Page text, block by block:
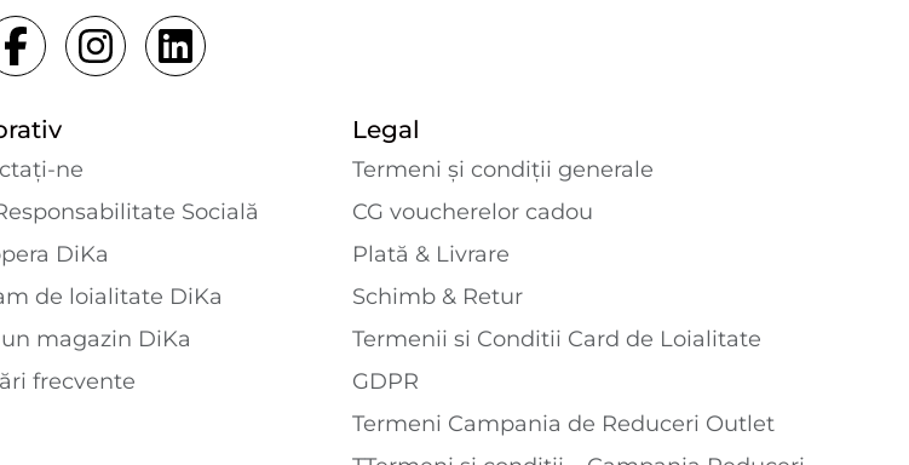
ne
Socială
DiKa
de loialitate DiKa
magazin DiKa
frecvente
Legal
Termeni și condiții generale
CG voucherelor cadou
Plată & Livrare
Schimb & Retur
Termenii si Conditii Card de Loialitate
GDPR
Termeni Campania de Reduceri Outlet